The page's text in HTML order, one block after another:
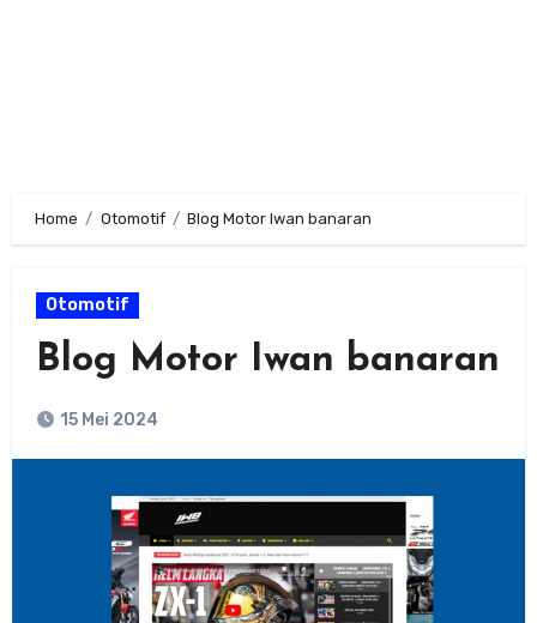
Home Otomotif Blog Motor Iwan banaran
Otomotif
Blog Motor Iwan banaran
15 Mei 2024